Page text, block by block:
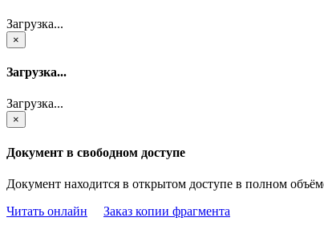
Загрузка...
×
Загрузка...
Загрузка...
×
Документ в свободном доступе
Документ находится в открытом доступе в полном
Читать онлайн
Заказ копии фрагмента